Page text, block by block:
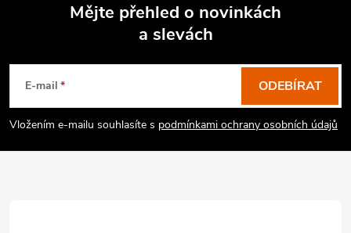
Mějte přehled o novinkách
a slevách
E-mail
Vložením e-mailu souhlasíte s podmínkami ochrany osobních údajů
ODEBÍRAT